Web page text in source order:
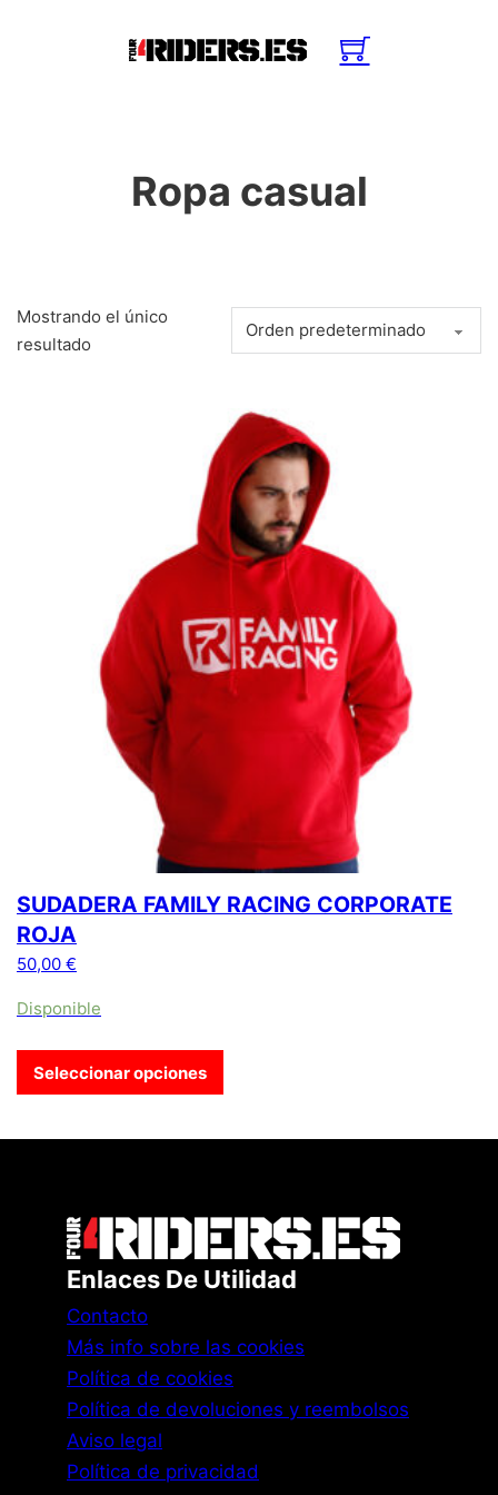
Ropa casual
Mostrando el único
resultado
SUDADERA FAMILY RACING CORPORATE
ROJA
50,00 €
Disponible
Seleccionar opciones
Este producto tiene múltiples variantes. Las opciones se
Enlaces De Utilidad
Contacto
Más info sobre las cookies
Política de cookies
Política de devoluciones y reembolsos
Aviso legal
Política de privacidad